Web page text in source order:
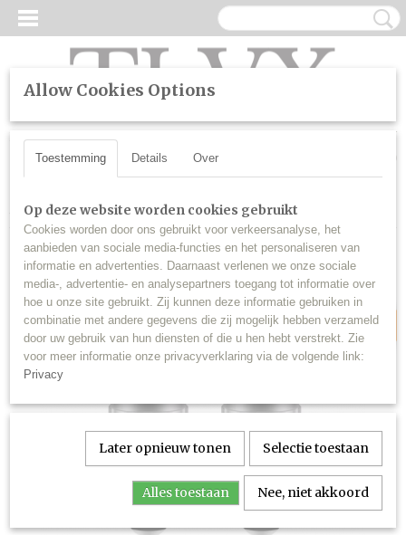
Inloggen Registreren
UW WINKELWAGEN
Home >SALE>BA9S H6W T4W LED Extra Fel Canbus (set)
Sale
Allow Cookies Options
Toestemming Details Over
Op deze website worden cookies gebruikt
Cookies worden door ons gebruikt voor verkeersanalyse, het
aanbieden van sociale media-functies en het personaliseren van
informatie en advertenties. Daarnaast verlenen we onze sociale
media-, advertentie- en analysepartners toegang tot informatie over
hoe u onze site gebruikt. Zij kunnen deze informatie gebruiken in
combinatie met andere gegevens die zij mogelijk hebben verzameld
door uw gebruik van hun diensten of die u hen hebt verstrekt. Zie
voor meer informatie onze privacyverklaring via de volgende link:
Privacy
Later opnieuw tonen Selectie toestaan
Alles toestaan Nee, niet akkoord